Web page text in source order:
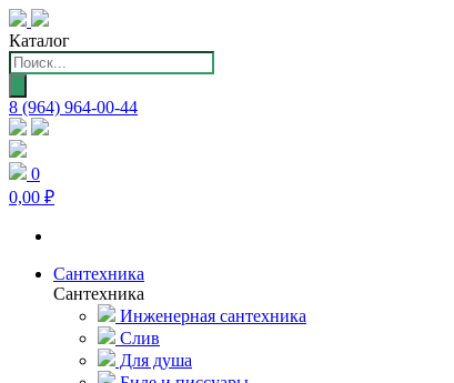
Каталог
Поиск
товаров
8 (964) 964-00-44
0
0,00 ₽
Сантехника
Сантехника
Инженерная сантехника
Слив
Для душа